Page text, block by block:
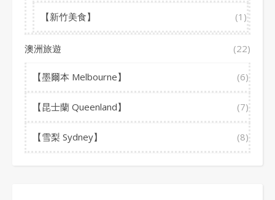
【新竹美食】 (1)
澳洲旅遊 (22)
【墨爾本 Melbourne】 (6)
【昆士蘭 Queenland】 (7)
【雪梨 Sydney】 (8)